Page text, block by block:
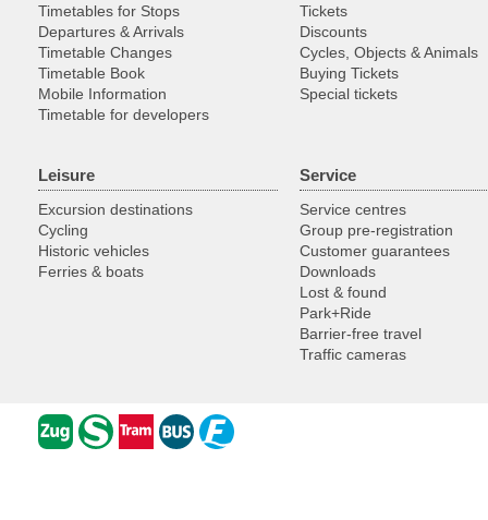
Timetables for Stops
Departures & Arrivals
Timetable Changes
Timetable Book
Mobile Information
Timetable for developers
Tickets
Discounts
Cycles, Objects & Animals
Buying Tickets
Special tickets
Leisure
Excursion destinations
Cycling
Historic vehicles
Ferries & boats
Service
Service centres
Group pre-registration
Customer guarantees
Downloads
Lost & found
Park+Ride
Barrier-free travel
Traffic cameras